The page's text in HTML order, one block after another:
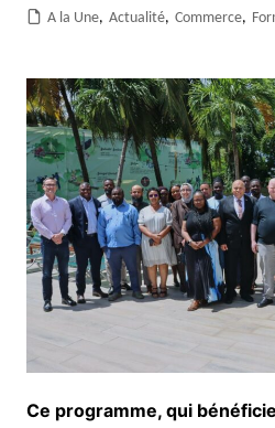
A la Une, Actualité, Commerce,
Ce programme, qui